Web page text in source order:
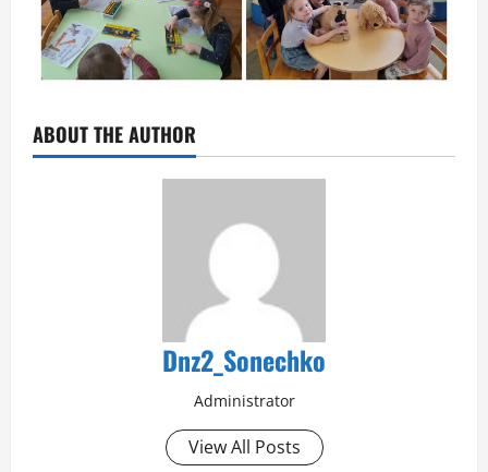
ABOUT THE AUTHOR
Dnz2_Sonechko
Administrator
View All Posts